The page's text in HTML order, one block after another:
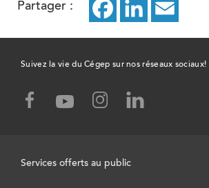
Partager : Facebook
ce
lien
ouvrira
dans
LinkedIn
ce
lien
ouvrira
lien
ouvrira
Suivez la vie du Cégep sur nos réseaux sociaux!
facebook,youtube,
ouvrira
instagram,
dans
linked-
Services offerts au public